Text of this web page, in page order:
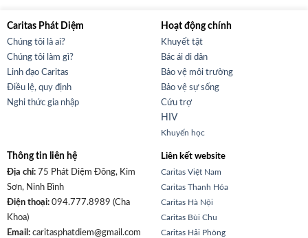
Caritas Phát Diệm
Chúng tôi là ai?
Chúng tôi làm gì?
Linh đạo Caritas
Điều lệ, quy định
Nghi thức gia nhập
Hoạt động chính
Khuyết tật
Bác ái di dân
Bảo vệ môi trường
Bảo vệ sự sống
Cứu trợ
HIV
Khuyến học
Thông tin liên hệ
Địa chỉ: 75 Phát Diệm Đông, Kim
Sơn, Ninh Bình
Điện thoại: 094.777.8989 (Cha
Khoa)
Email: caritasphatdiem@gmail.com
Liên kết website
Caritas Việt Nam
Caritas Thanh Hóa
Caritas Hà Nội
Caritas Bùi Chu
Caritas Hải Phòng